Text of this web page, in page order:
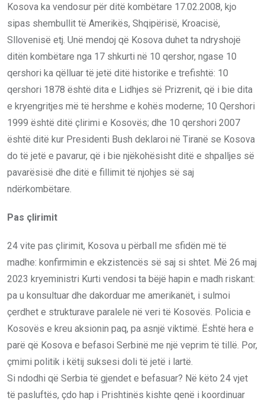
Kosova ka vendosur për ditë kombëtare 17.02.2008, kjo
sipas shembullit të Amerikës, Shqipërisë, Kroacisë,
Sllovenisë etj. Unë mendoj që Kosova duhet ta ndryshojë
ditën kombëtare nga 17 shkurti në 10 qershor, ngase 10
qershori ka qëlluar të jetë ditë historike e trefishtë: 10
qershori 1878 është dita e Lidhjes së Prizrenit, që i bie dita
e kryengritjes më të hershme e kohës moderne; 10 Qershori
1999 është ditë çlirimi e Kosovës; dhe 10 qershori 2007
është ditë kur Presidenti Bush deklaroi në Tiranë se Kosova
do të jetë e pavarur, që i bie njëkohësisht ditë e shpalljes së
pavarësisë dhe ditë e fillimit të njohjes së saj
ndërkombëtare.
Pas çlirimit
24 vite pas çlirimit, Kosova u përball me sfidën më të
madhe: konfirmimin e ekzistencës së saj si shtet. Më 26 maj
2023 kryeministri Kurti vendosi ta bëjë hapin e madh riskant:
pa u konsultuar dhe dakorduar me amerikanët, i sulmoi
çerdhet e strukturave paralele në veri të Kosovës. Policia e
Kosovës e kreu aksionin paq, pa asnjë viktimë. Është hera e
parë që Kosova e befasoi Serbinë me një veprim të tillë. Por,
çmimi politik i këtij suksesi doli të jetë i lartë.
Si ndodhi që Serbia të gjendet e befasuar? Në këto 24 vjet
të pasluftës, çdo hap i Prishtinës kishte qenë i koordinuar